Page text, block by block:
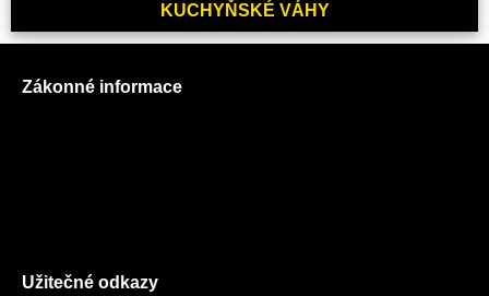
KUCHYŇSKÉ VÁHY
Zákonné informace
Užitečné odkazy